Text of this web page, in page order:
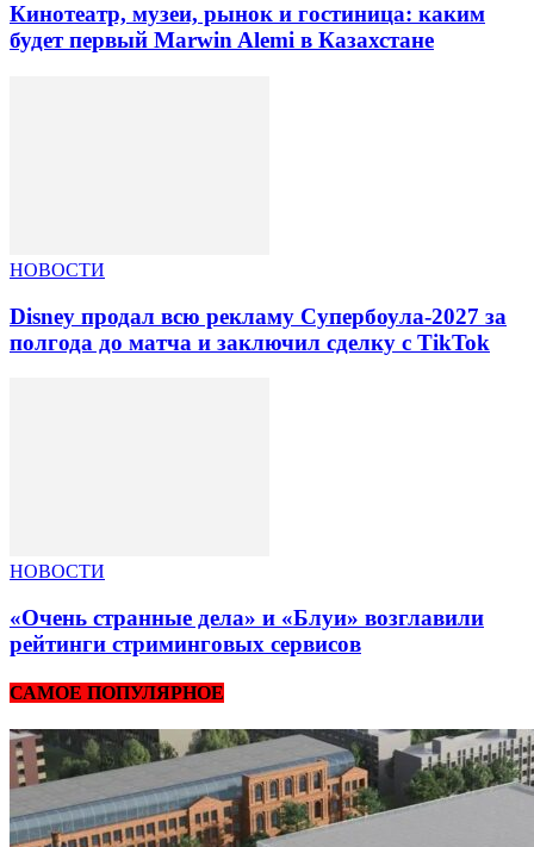
Кинотеатр, музеи, рынок и гостиница: каким
будет первый Marwin Alemi в Казахстане
НОВОСТИ
Disney продал всю рекламу Супербоула-2027 за
полгода до матча и заключил сделку с TikTok
НОВОСТИ
«Очень странные дела» и «Блуи» возглавили
рейтинги стриминговых сервисов
САМОЕ ПОПУЛЯРНОЕ